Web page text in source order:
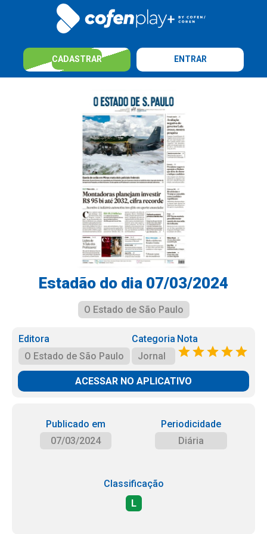
CADASTRAR ENTRAR
Estadão do dia 07/03/2024
O Estado de São Paulo
Editora
O Estado de São Paulo
Categoria
Jornal
Nota
ACESSAR NO APLICATIVO
Publicado em
07/03/2024
Periodicidade
Diária
Classificação
L